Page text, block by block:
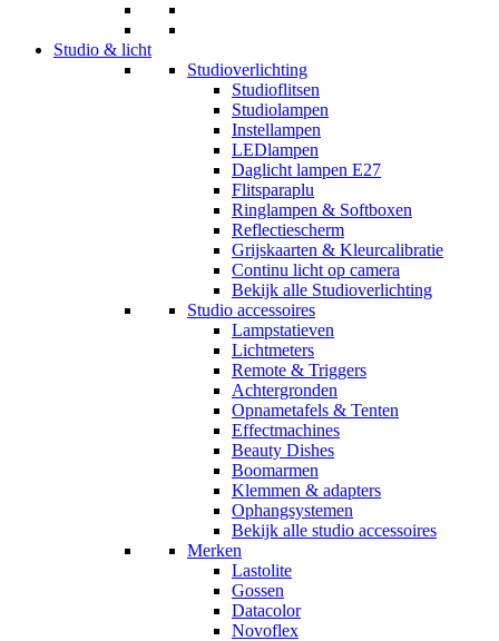
Studio & licht
Studioverlichting
Studioflitsen
Studiolampen
Instellampen
LEDlampen
Daglicht lampen E27
Flitsparaplu
Ringlampen & Softboxen
Reflectiescherm
Grijskaarten & Kleurcalibratie
Continu licht op camera
Bekijk alle Studioverlichting
Studio accessoires
Lampstatieven
Lichtmeters
Remote & Triggers
Achtergronden
Opnametafels & Tenten
Effectmachines
Beauty Dishes
Boomarmen
Klemmen & adapters
Ophangsystemen
Bekijk alle studio accessoires
Merken
Lastolite
Gossen
Datacolor
Novoflex